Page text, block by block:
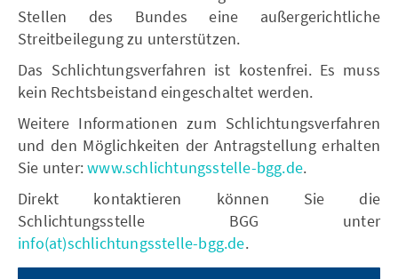
Stellen des Bundes eine außergerichtliche
Streitbeilegung zu unterstützen.
Das Schlichtungsverfahren ist kostenfrei. Es muss
kein Rechtsbeistand eingeschaltet werden.
Weitere Informationen zum Schlichtungsverfahren
und den Möglichkeiten der Antragstellung erhalten
Sie unter:www.schlichtungsstelle-bgg.de.
Direkt kontaktieren können Sie die
Schlichtungsstelle BGG unter
info(at)schlichtungsstelle-bgg.de.